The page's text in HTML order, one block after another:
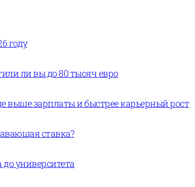
году
ли вы до 80 тысяч евро
выше зарплаты и быстрее карьерный рост
ставка?
до университета